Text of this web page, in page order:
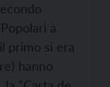
a
primo si era
hanno